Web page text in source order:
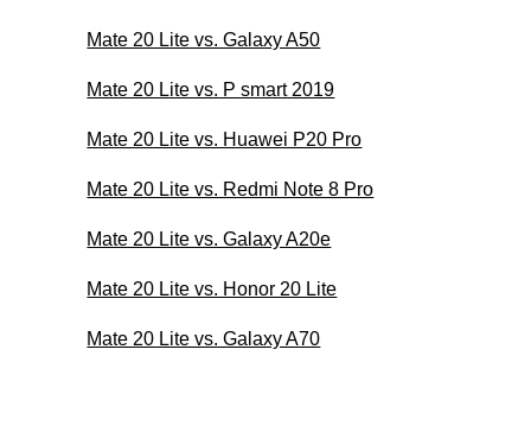
Mate 20 Lite vs. Galaxy A50
Mate 20 Lite vs. P smart 2019
Mate 20 Lite vs. Huawei P20 Pro
Mate 20 Lite vs. Redmi Note 8 Pro
Mate 20 Lite vs. Galaxy A20e
Mate 20 Lite vs. Honor 20 Lite
Mate 20 Lite vs. Galaxy A70